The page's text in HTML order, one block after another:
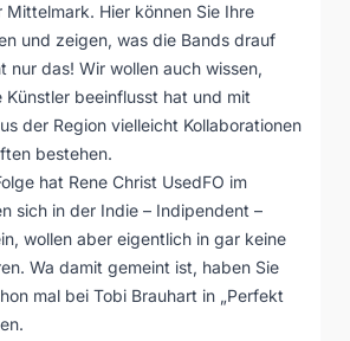
Mittelmark. Hier können Sie Ihre
und zeigen, was die Bands drauf
nur das! Wir wollen auch wissen,
Künstler beeinflusst hat und mit
der Region vielleicht Kollaborationen
bestehen.
hat Rene Christ UsedFO im
sich in der Indie – Indipendent –
wollen aber eigentlich in gar keine
Wa damit gemeint ist, haben Sie
mal bei Tobi Brauhart in „Perfekt